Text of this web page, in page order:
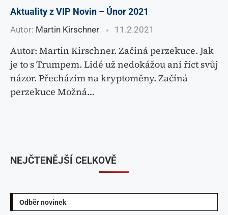
Aktuality z VIP Novin – Únor 2021
Autor: Martin Kirschner 11.2.2021
Autor: Martin Kirschner. Začiná perzekuce. Jak
je to s Trumpem. Lidé už nedokážou ani říct svůj
názor. Přecházím na kryptoměny. Začíná
perzekuce Možná…
Odběr novinek
NEJČTENĚJŠÍ CELKOVĚ